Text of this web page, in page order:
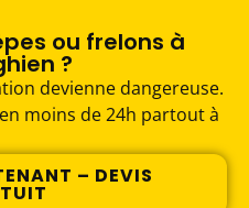
ou frelons à
?
devienne dangereuse.
moins de 24h partout à
– DEVIS